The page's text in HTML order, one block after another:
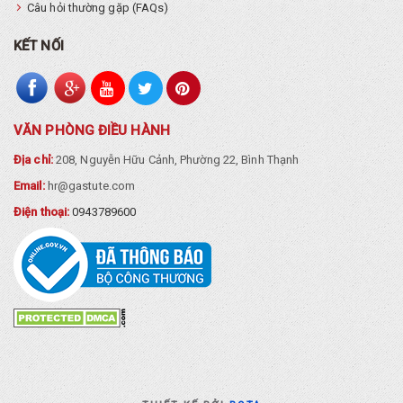
Câu hỏi thường gặp (FAQs)
KẾT NỐI
VĂN PHÒNG ĐIỀU HÀNH
Địa chỉ:208, Nguyễn Hữu Cảnh, Phường 22, Bình Thạnh
Email: hr@gastute.com
Điện thoại:0943789600